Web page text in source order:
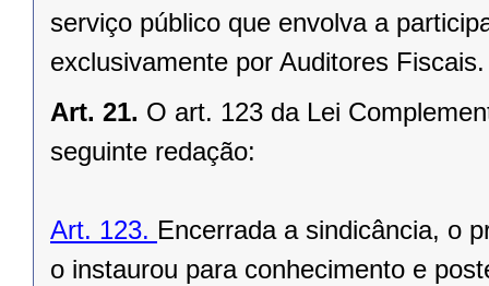
serviço público que envolva a
exclusivamente por Auditores Fiscais.
Art. 21. O art. 123 da Lei
seguinte redação:
Art. 123. Encerrada a sindicância, o
o instaurou para conhecimento e